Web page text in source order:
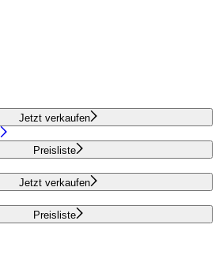
Jetzt verkaufen
Preisliste
Jetzt verkaufen
Preisliste